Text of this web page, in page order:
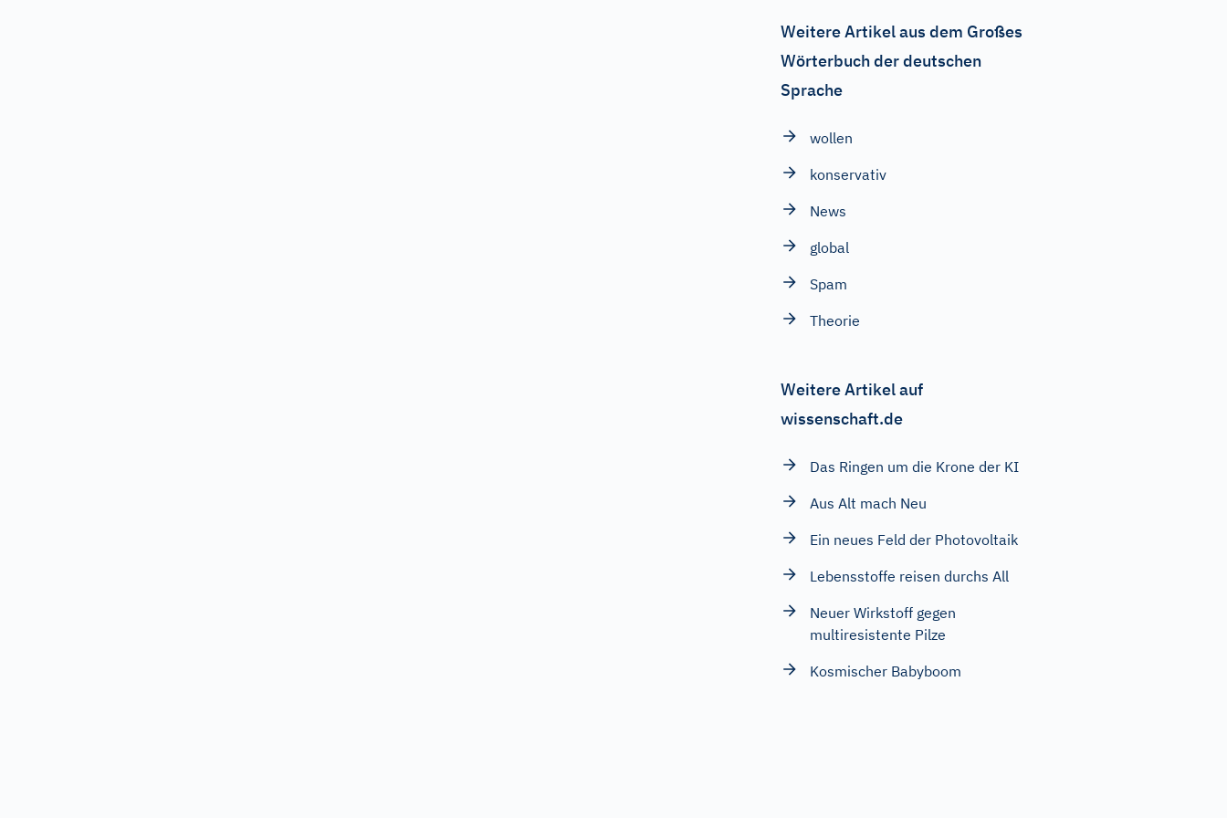
Weitere Artikel aus dem Großes
Wörterbuch der deutschen
Sprache
wollen
konservativ
News
global
Spam
Theorie
Weitere Artikel auf
wissenschaft.de
Das Ringen um die Krone der KI
Aus Alt mach Neu
Ein neues Feld der Photovoltaik
Lebensstoffe reisen durchs All
Neuer Wirkstoff gegen
multiresistente Pilze
Kosmischer Babyboom